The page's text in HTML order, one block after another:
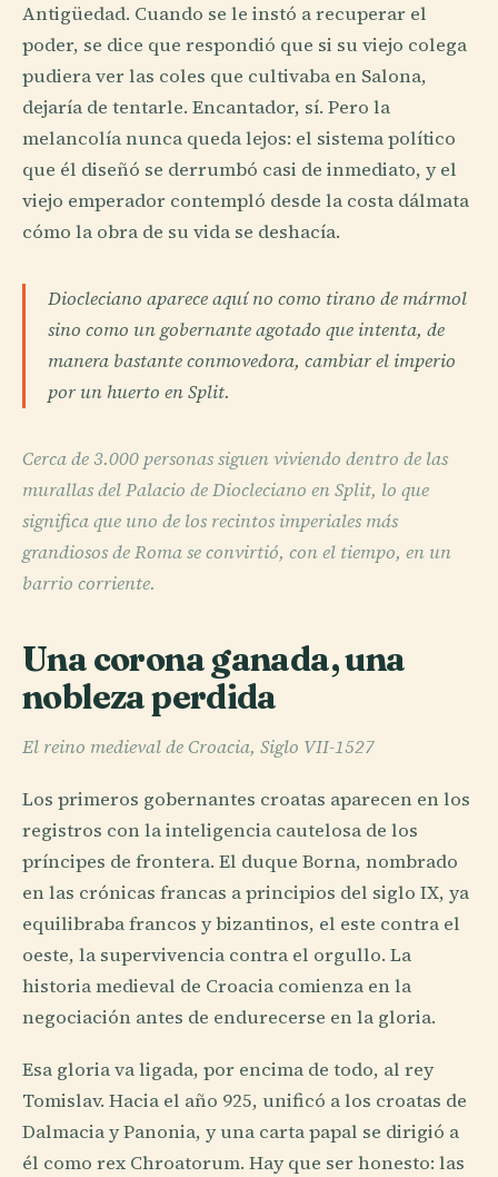
Antigüedad. Cuando se le instó a recuperar el
poder, se dice que respondió que si su viejo colega
pudiera ver las coles que cultivaba en Salona,
dejaría de tentarle. Encantador, sí. Pero la
melancolía nunca queda lejos: el sistema político
que él diseñó se derrumbó casi de inmediato, y el
viejo emperador contempló desde la costa dálmata
cómo la obra de su vida se deshacía.
Diocleciano aparece aquí no como tirano de mármol
sino como un gobernante agotado que intenta, de
manera bastante conmovedora, cambiar el imperio
por un huerto en Split.
Cerca de 3.000 personas siguen viviendo dentro de las
murallas del Palacio de Diocleciano en Split, lo que
significa que uno de los recintos imperiales más
grandiosos de Roma se convirtió, con el tiempo, en un
barrio corriente.
Una corona ganada, una
nobleza perdida
El reino medieval de Croacia, Siglo VII-1527
Los primeros gobernantes croatas aparecen en los
registros con la inteligencia cautelosa de los
príncipes de frontera. El duque Borna, nombrado
en las crónicas francas a principios del siglo IX, ya
equilibraba francos y bizantinos, el este contra el
oeste, la supervivencia contra el orgullo. La
historia medieval de Croacia comienza en la
negociación antes de endurecerse en la gloria.
Esa gloria va ligada, por encima de todo, al rey
Tomislav. Hacia el año 925, unificó a los croatas de
Dalmacia y Panonia, y una carta papal se dirigió a
él como rex Chroatorum. Hay que ser honesto: las